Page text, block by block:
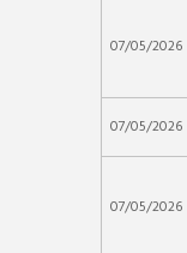
07/05/2026
07/05/2026
07/05/2026